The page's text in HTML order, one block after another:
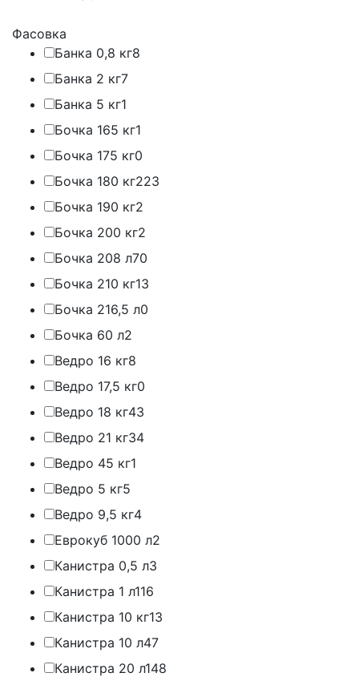
Фасовка
Банка 0,8 кг8
Банка 2 кг7
Банка 5 кг1
Бочка 165 кг1
Бочка 175 кг0
Бочка 180 кг223
Бочка 190 кг2
Бочка 200 кг2
Бочка 208 л70
Бочка 210 кг13
Бочка 216,5 л0
Бочка 60 л2
Ведро 16 кг8
Ведро 17,5 кг0
Ведро 18 кг43
Ведро 21 кг34
Ведро 45 кг1
Ведро 5 кг5
Ведро 9,5 кг4
Еврокуб 1000 л2
Канистра 0,5 л3
Канистра 1 л116
Канистра 10 кг13
Канистра 10 л47
Канистра 20 л148